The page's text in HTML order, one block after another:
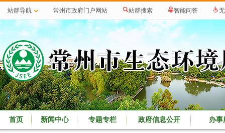
站群导航 常州市政府门户网站 站群搜索 智能问答
首页 新闻中心 专题专栏 政府信息公开 办事